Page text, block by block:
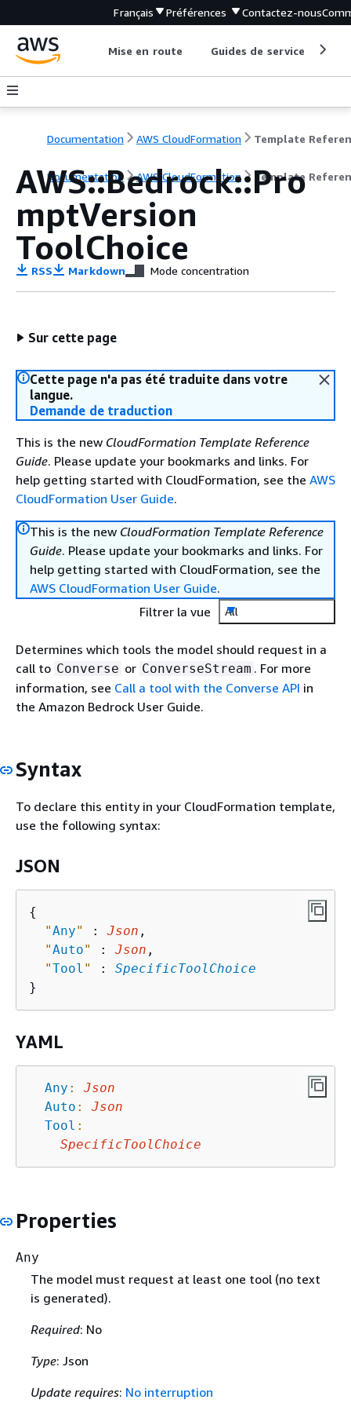
Français Préférences Contactez-nous
Mise en route Guides de service
Documentation AWS CloudFormation Template
Documentation AWS CloudFormation Template
AWS::Bedrock::Pro
mptVersion
ToolChoice
RSS Markdown Mode concentration
Sur cette page
Cette page n'a pas été traduite dans votre
langue.
Demande de traduction
This is the new CloudFormation Template Reference
Guide. Please update your bookmarks and links. For
help getting started with CloudFormation, see the AWS
CloudFormation User Guide.
This is the new CloudFormation Template Reference
Guide. Please update your bookmarks and links. For
help getting started with CloudFormation, see the
AWS CloudFormation User Guide.
Filtrer la vue
All
Determines which tools the model should request in a
call to Converse or ConverseStream . For more
information, see Call a tool with the Converse API in
the Amazon Bedrock User Guide.
Syntax
To declare this entity in your CloudFormation template,
use the following syntax:
JSON
{
"Any" : Json ,
"Auto" : Json ,
"Tool " : SpecificToolChoice
YAML
Any :
Json
Auto :
Json
Tool :
SpecificToolChoice
Properties
Any
The model must request at least one tool (no text
is generated).
Required: No
Type: Json
Update requires: No interruption